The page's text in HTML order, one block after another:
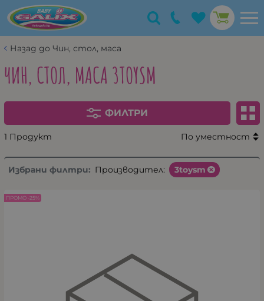
Назад до Чин, стол, маса
ЧИН, СТОЛ, МАСА 3TOYSM
ФИЛТРИ
1 Продукт По уместност
Избрани филтри: Производител: 3toysm
ПРОМО -25%